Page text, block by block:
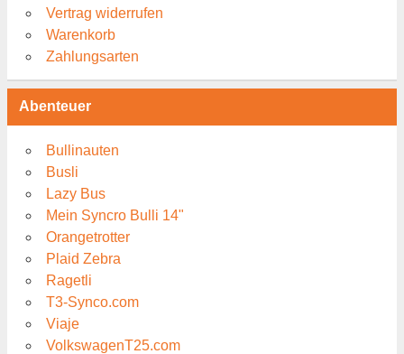
Vertrag widerrufen
Warenkorb
Zahlungsarten
Abenteuer
Bullinauten
Busli
Lazy Bus
Mein Syncro Bulli 14"
Orangetrotter
Plaid Zebra
Ragetli
T3-Synco.com
Viaje
VolkswagenT25.com